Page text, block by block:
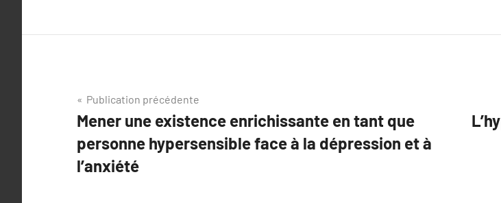
Navigation
de
l’article
Publication précédente
Mener une existence enrichissante en tant que
personne hypersensible face à la dépression et à
l’anxiété